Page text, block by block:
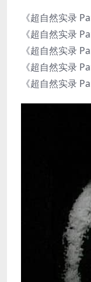
《超自然实录
《超自然实录
《超自然实录
《超自然实录
《超自然实录